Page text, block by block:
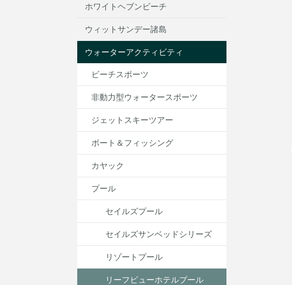
ホワイトヘブンビーチ
ウィットサンデー諸島
ウォーターアクティビティ
ビーチスポーツ
非動力型ウォータースポーツ
ジェットスキーツアー
ボート＆フィッシング
カヤック
プール
セイルズプール
セイルズサンベッドシリーズ
リゾートプール
リーフビューホテルプール